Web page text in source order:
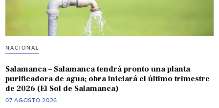
NACIONAL
Salamanca – Salamanca tendrá pronto una planta
purificadora de agua; obra iniciará el último trimestre
de 2026 (El Sol de Salamanca)
07 AGOSTO 2026